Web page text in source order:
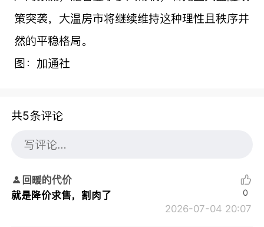
策突袭，大温房市将继续维持这种理性且秩序井
然的平稳格局。
图：加通社
共5条评论
回暖的代价
就是降价求售，割肉了
2026-07-04 20:07
0